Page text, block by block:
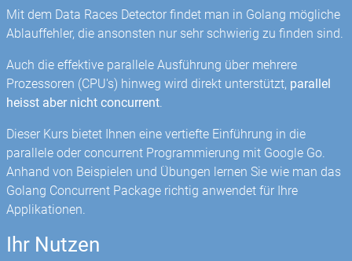
Mit dem Data Races Detector findet man in Golang mögliche
Ablauffehler, die ansonsten nur sehr schwierig zu finden sind.
Auch die effektive parallele Ausführung über mehrere
Prozessoren (CPU's) hinweg wird direkt unterstützt, parallel
heisst aber nicht concurrent.
Dieser Kurs bietet Ihnen eine vertiefte Einführung in die
parallele oder concurrent Programmierung mit Google Go.
Anhand von Beispielen und Übungen lernen Sie wie man das
Golang Concurrent Package richtig anwendet für Ihre
Applikationen.
Ihr Nutzen